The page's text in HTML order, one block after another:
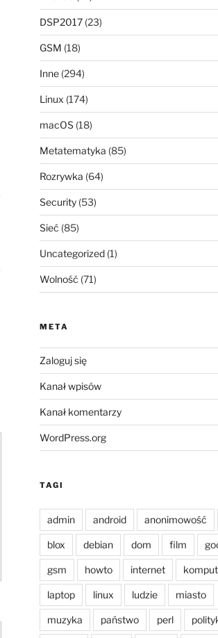
DSP2017(23)
GSM (18)
Inne(294)
Linux (174)
macOS(18)
Metatematyka (85)
Rozrywka (64)
Security(53)
Sieć (85)
Uncategorized(1)
Wolność (71)
META
Zaloguj się
Kanał wpisów
Kanał komentarzy
WordPress.org
TAGI
admin android anonimowość
blox debian dom film
gsm howto internet
laptop linux ludzie miasto
muzyka państwo perl